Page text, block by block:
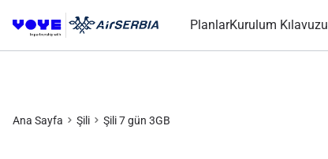
PlanlarKurulum Kılavuzu
Ana Sayfa Şili Şili 7 gün 3GB